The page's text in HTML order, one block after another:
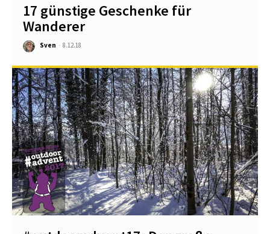
17 günstige Geschenke für
Wanderer
Sven - 8.12.18